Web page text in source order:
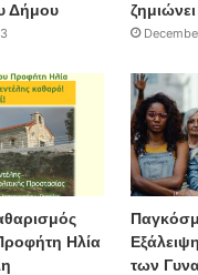
Δήμου
ζημιώνει
Ηλία
των